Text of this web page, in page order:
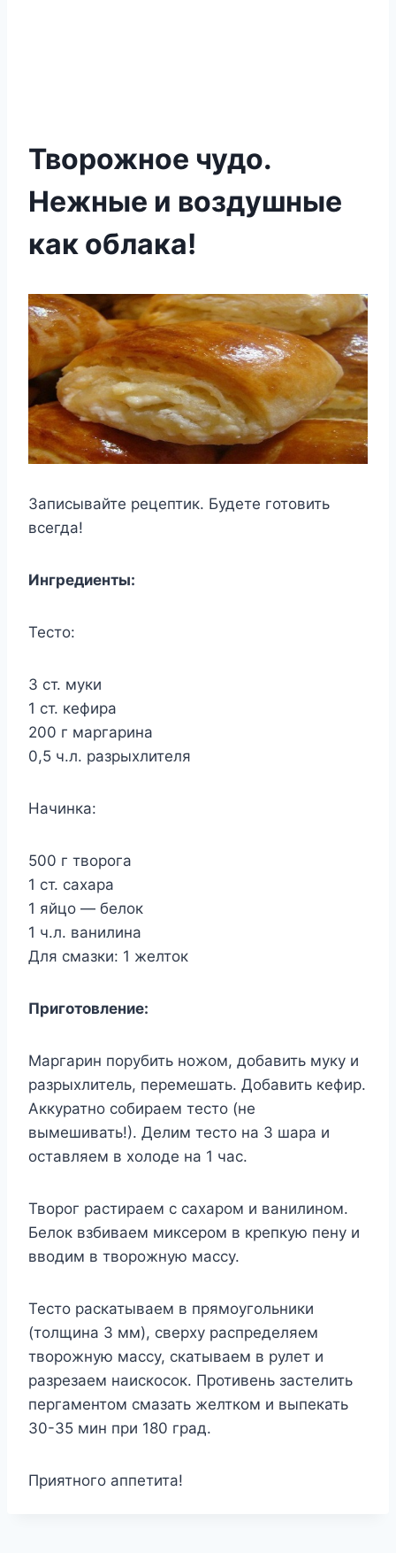
Творожное чудо.
Нежные и воздушные
как облака!
Записывайте рецептик. Будете готовить
всегда!
Ингредиенты:
Тесто:
3 ст. муки
1 ст. кефира
200 г маргарина
0,5 ч.л. разрыхлителя
Начинка:
500 г творога
1 ст. сахара
1 яйцо — белок
1 ч.л. ванилина
Для смазки: 1 желток
Приготовление:
Маргарин порубить ножом, добавить муку и
разрыхлитель, перемешать. Добавить кефир.
Аккуратно собираем тесто (не
вымешивать!). Делим тесто на 3 шара и
оставляем в холоде на 1 час.
Творог растираем с сахаром и ванилином.
Белок взбиваем миксером в крепкую пену и
вводим в творожную массу.
Тесто раскатываем в прямоугольники
(толщина 3 мм), сверху распределяем
творожную массу, скатываем в рулет и
разрезаем наискосок. Противень застелить
пергаментом смазать желтком и выпекать
30-35 мин при 180 град.
Приятного аппетита!